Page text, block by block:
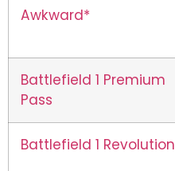
Awkward*
Battlefield 1 Premium
Pass
Battlefield 1 Revolution